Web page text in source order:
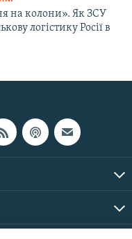
на колони». Як ЗСУ
логістику Росії в